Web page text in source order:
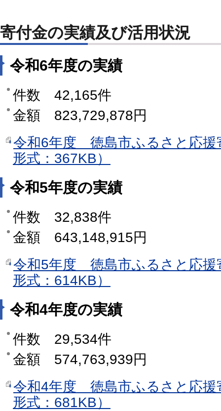
寄付金の実績及び活用状況
令和6年度の実績
件数 42,165件
金額 823,729,878円
令和6年度 徳島市ふるさと応援
形式：367KB）
令和5年度の実績
件数 32,838件
金額 643,148,915円
令和5年度 徳島市ふるさと応援
形式：614KB）
令和4年度の実績
件数 29,534件
金額 574,763,939円
令和4年度 徳島市ふるさと応援
形式：681KB）